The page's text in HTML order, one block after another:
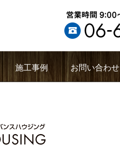
施工事例 お問い合わせ